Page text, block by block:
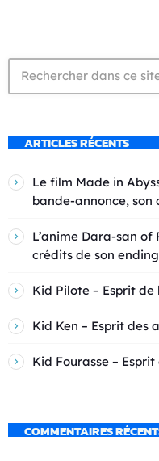
ARTICLES RÉCENTS
Le film Made in
bande-annonce, son
L’anime Dara-san
crédits de son ending
Kid Pilote – Esprit de
Kid Ken – Esprit des
Kid Fourasse –
COMMENTAIRES